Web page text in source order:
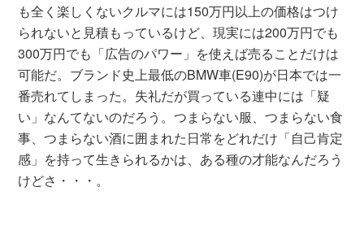
も全く楽しくないクルマには150万円以上の価格はつけ
られないと見積もっているけど、現実には200万円でも
300万円でも「広告のパワー」を使えば売ることだけは
可能だ。ブランド史上最低のBMW車(E90)が日本では一
番売れてしまった。失礼だが買っている連中には「疑
い」なんてないのだろう。つまらない服、つまらない食
事、つまらない酒に囲まれた日常をどれだけ「自己肯定
感」を持って生きられるかは、ある種の才能なんだろう
けどさ・・・。